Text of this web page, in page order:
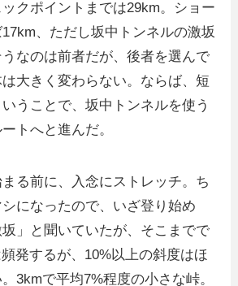
クポイントまでは29km。ショー
17km、ただし坂中トンネルの激坂
なのは前者だが、後者を選んで
大きく変わらない。ならば、短
うことで、坂中トンネルを使う
トへと進んだ。
る前に、入念にストレッチ。ち
になったので、いざ登り始め
」と聞いていたが、そこまでで
発するが、10%以上の斜度はほ
3kmで平均7%程度の小さな峠。